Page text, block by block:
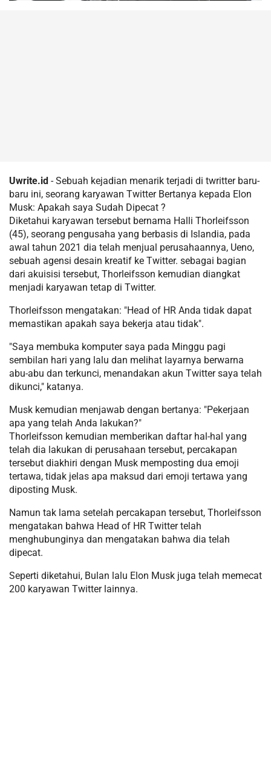
Uwrite.id - Sebuah kejadian menarik terjadi di twritter baru-
baru ini, seorang karyawan Twitter Bertanya kepada Elon
Musk: Apakah saya Sudah Dipecat ?
Diketahui karyawan tersebut bernama Halli Thorleifsson
(45), seorang pengusaha yang berbasis di Islandia, pada
awal tahun 2021 dia telah menjual perusahaannya, Ueno,
sebuah agensi desain kreatif ke Twitter. sebagai bagian
dari akuisisi tersebut, Thorleifsson kemudian diangkat
menjadi karyawan tetap di Twitter.
Thorleifsson mengatakan: "Head of HR Anda tidak dapat
memastikan apakah saya bekerja atau tidak".
"Saya membuka komputer saya pada Minggu pagi
sembilan hari yang lalu dan melihat layarnya berwarna
abu-abu dan terkunci, menandakan akun Twitter saya telah
dikunci," katanya.
Musk kemudian menjawab dengan bertanya: "Pekerjaan
apa yang telah Anda lakukan?"
Thorleifsson kemudian memberikan daftar hal-hal yang
telah dia lakukan di perusahaan tersebut, percakapan
tersebut diakhiri dengan Musk memposting dua emoji
tertawa, tidak jelas apa maksud dari emoji tertawa yang
diposting Musk.
Namun tak lama setelah percakapan tersebut, Thorleifsson
mengatakan bahwa Head of HR Twitter telah
menghubunginya dan mengatakan bahwa dia telah
dipecat.
Seperti diketahui, Bulan lalu Elon Musk juga telah memecat
200 karyawan Twitter lainnya.